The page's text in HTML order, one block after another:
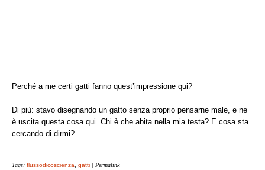
Perché a me certi gatti fanno quest’impressione qui?
Di più: stavo disegnando un gatto senza proprio pensarne male, e ne
è uscita questa cosa qui. Chi è che abita nella mia testa? E cosa sta
cercando di dirmi?…
Tags: flussodicoscienza gatti | Permalink